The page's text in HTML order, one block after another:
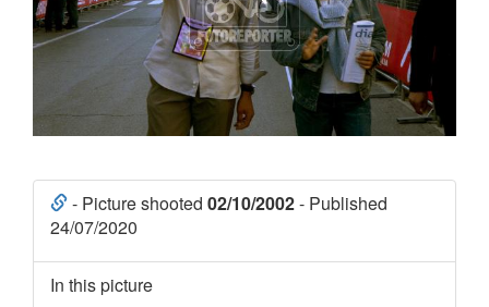
- Picture shooted 02/10/2002- Published
24/07/2020
In this picture